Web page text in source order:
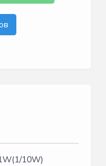
10W)